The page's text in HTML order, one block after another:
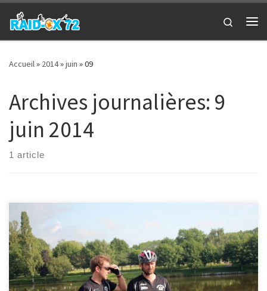
Passer au contenu
Search
Accueil» 2014»juin »09
Archives journalières: 9
juin 2014
1 article
Ce week end, c’était la 4ème étape du challenge 72 : l’aziraid.
Une seule équipe Raid-Ox engagée sur le […]